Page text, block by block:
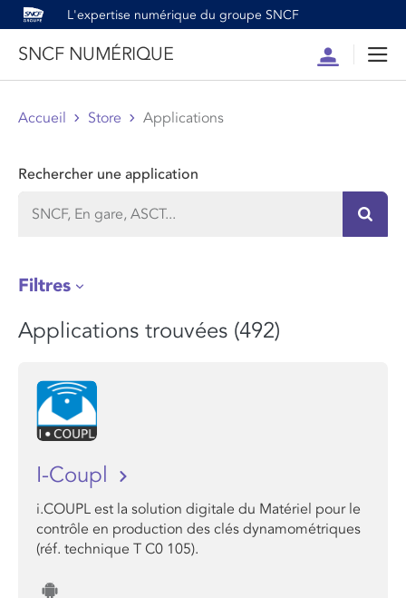
L'expertise numérique du groupe SNCF
SNCF NUMÉRIQUE
Compte
Accueil Store Applications
Rechercher une application
Filtres
Applications trouvées (492)
I-Coupl
i.COUPL est la solution digitale du Matériel pour le
contrôle en production des clés dynamométriques
(réf. technique T C0 105).